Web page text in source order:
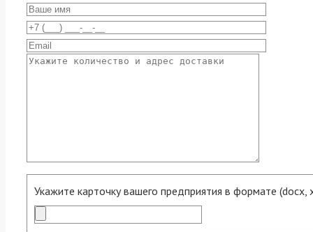
Укажите карточку вашего предприятия в формате (docx,